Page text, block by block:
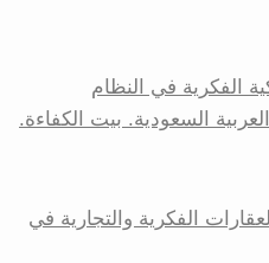
الفكرية في النظام
،المملكة العربية السعودية. بيت الكفاءة.
العقارات الفكرية والتجارية في